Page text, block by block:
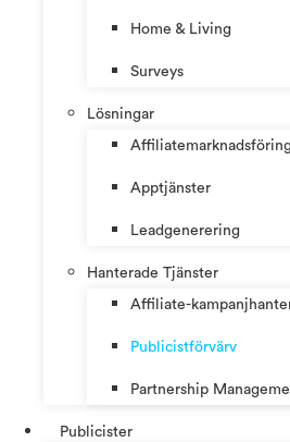
Home & Living
Surveys
Lösningar
Affiliatemarknadsföring
Apptjänster
Leadgenerering
Hanterade Tjänster
Affiliate-
Publicistförvärv
Partnership
Publicister